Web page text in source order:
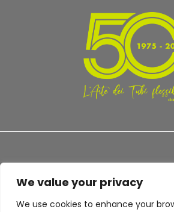
We value your privacy
We use cookies to enhance your